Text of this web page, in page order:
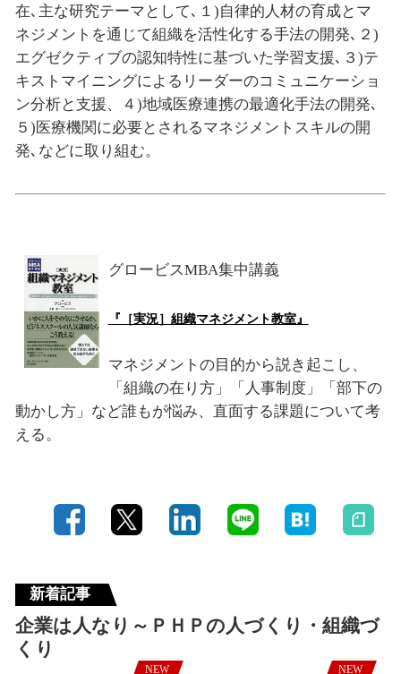
在､主な研究テーマとして､１)自律的人材の育成とマ
ネジメントを通じて組織を活性化する手法の開発､２)
エグゼクティブの認知特性に基づいた学習支援､３)テ
キストマイニングによるリーダーのコミュニケーショ
ン分析と支援、４)地域医療連携の最適化手法の開発､
５)医療機関に必要とされるマネジメントスキルの開
発､などに取り組む。
グロービスMBA集中講義
『［実況］組織マネジメント教室』
マネジメントの目的から説き起こし、
「組織の在り方」「人事制度」「部下の
動かし方」など誰もが悩み、直面する課題について考
える。
新着記事
企業は人なり～ＰＨＰの人づくり・組織づ
くり
NEW NEW